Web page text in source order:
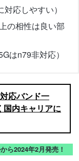
応しやすい）
の相性は良い部
はn79非対応）
応バンド一
国内キャリアに
ら2024年2月発売！